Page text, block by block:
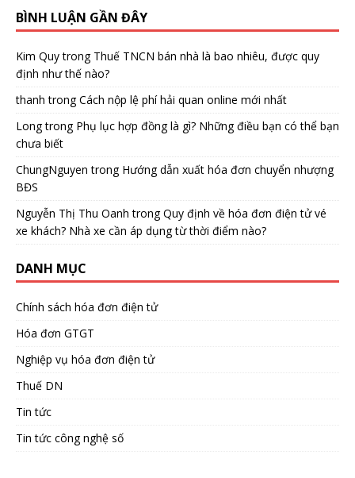
BÌNH LUẬN GẦN ĐÂY
Kim Quytrong Thuế TNCN bán nhà là bao nhiêu, được quy
định như thế nào?
thanh trongCách nộp lệ phí hải quan online mới nhất
Longtrong Phụ lục hợp đồng là gì? Những điều bạn có thể bạn
chưa biết
ChungNguyen trong Hướng dẫn xuất hóa đơn chuyển nhượng
BĐS
Nguyễn Thị Thu Oanh trongQuy định về hóa đơn điện tử vé
xe khách? Nhà xe cần áp dụng từ thời điểm nào?
DANH MỤC
Chính sách hóa đơn điện tử
Hóa đơn GTGT
Nghiệp vụ hóa đơn điện tử
Thuế DN
Tin tức
Tin tức công nghệ số